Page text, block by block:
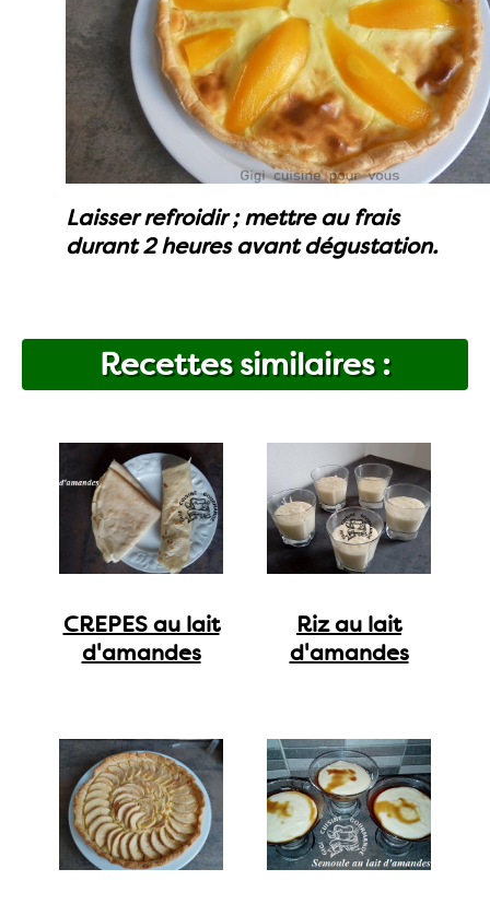
Laisser refroidir ; mettre au frais
durant 2 heures avant dégustation.
Recettes similaires :
CREPES au lait
d'amandes
Riz au lait
d'amandes